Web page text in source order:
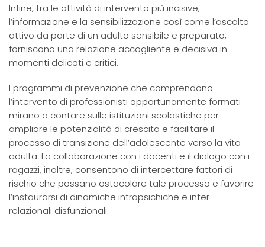
Infine, tra le attività di intervento più incisive,
l’informazione e la sensibilizzazione così come l’ascolto
attivo da parte di un adulto sensibile e preparato,
forniscono una relazione accogliente e decisiva in
momenti delicati e critici.
I programmi di prevenzione che comprendono
l’intervento di professionisti opportunamente formati
mirano a contare sulle istituzioni scolastiche per
ampliare le potenzialità di crescita e facilitare il
processo di transizione dell’adolescente verso la vita
adulta. La collaborazione con i docenti e il dialogo con i
ragazzi, inoltre, consentono di intercettare fattori di
rischio che possano ostacolare tale processo e favorire
l’instaurarsi di dinamiche intrapsichiche e inter-
relazionali disfunzionali.